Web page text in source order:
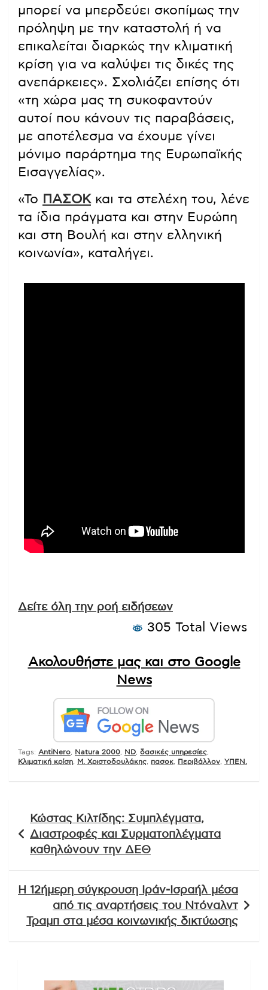
μπορεί να μπερδεύει σκοπίμως την
πρόληψη με την καταστολή ή να
επικαλείται διαρκώς την κλιματική
κρίση για να καλύψει τις δικές της
ανεπάρκειες». Σχολιάζει επίσης ότι
«τη χώρα μας τη συκοφαντούν
αυτοί που κάνουν τις παραβάσεις,
με αποτέλεσμα να έχουμε γίνει
μόνιμο παράρτημα της Ευρωπαϊκής
Εισαγγελίας».
«Το ΠΑΣΟΚ και τα στελέχη του, λένε
τα ίδια πράγματα και στην Ευρώπη
και στη Βουλή και στην ελληνική
κοινωνία», καταλήγει.
Δείτε όλη την ροή ειδήσεων
305 Total Views
Ακολουθήστε μας και στο Google
News
Tags: AntiNero Natura 2000 ND δασικές υπηρεσίες
Κλιματική κρίση
Μ. Χριστοδουλάκης πασοκ Περιβάλλον ΥΠΕΝ.
άρθρων
Κώστας Κιλτίδης: Συμπλέγματα,
Διαστροφές και Συρματοπλέγματα
καθηλώνουν την ΔΕΘ
Η 12ήμερη σύγκρουση Ιράν-Ισραήλ μέσα
από τις αναρτήσεις του Ντόναλντ
Τραμπ στα μέσα κοινωνικής δικτύωσης